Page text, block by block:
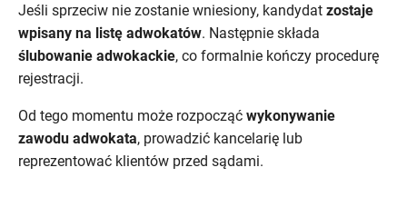
Jeśli sprzeciw nie zostanie wniesiony, kandydat zostaje
wpisany na listę adwokatów. Następnie składa
ślubowanie adwokackie, co formalnie kończy procedurę
rejestracji.
Od tego momentu może rozpocząć wykonywanie
zawodu adwokata, prowadzić kancelarię lub
reprezentować klientów przed sądami.